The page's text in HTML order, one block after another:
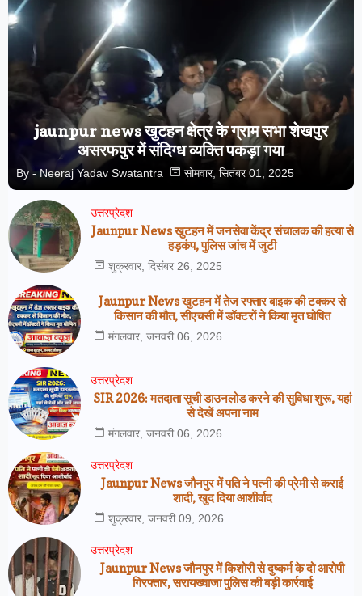
jaunpur news खुटहन क्षेत्र के ग्राम सभा शेखपुर
असरफपुर में संदिग्ध व्यक्ति पकड़ा गया
By - Neeraj Yadav Swatantra सोमवार, सितंबर 01, 2025
उत्तरप्रेदश
Jaunpur News खुटहन में जनसेवा केंद्र संचालक की हत्या से
हड़कंप, पुलिस जांच में जुटी
शुक्रवार, दिसंबर 26, 2025
Jaunpur News खुटहन में तेज रफ्तार बाइक की टक्कर से
किसान की मौत, सीएचसी में डॉक्टरों ने किया मृत घोषित
मंगलवार, जनवरी 06, 2026
उत्तरप्रेदश
SIR 2026: मतदाता सूची डाउनलोड करने की सुविधा शुरू, यहां
से देखें अपना नाम
मंगलवार, जनवरी 06, 2026
उत्तरप्रेदश
Jaunpur News जौनपुर में पति ने पत्नी की प्रेमी से कराई
शादी, खुद दिया आशीर्वाद
शुक्रवार, जनवरी 09, 2026
उत्तरप्रेदश
Jaunpur News जौनपुर में किशोरी से दुष्कर्म के दो आरोपी
गिरफ्तार, सरायख्वाजा पुलिस की बड़ी कार्रवाई